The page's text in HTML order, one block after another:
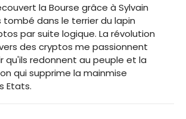
la Bourse grâce à Sylvain
tombé dans le terrier du lapin
par suite logique. La révolution
des cryptos me passionnent
qu'ils redonnent au peuple et la
qui supprime la mainmise
Etats.